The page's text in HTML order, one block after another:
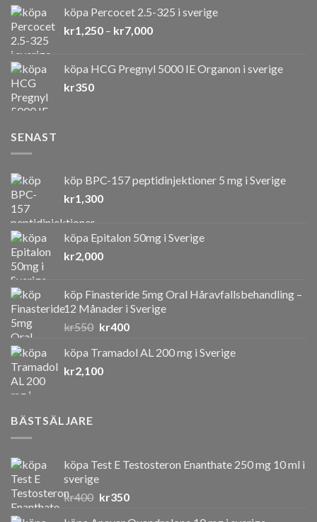
till
kr7,000
köpa Percocet 2.5-325 i sverige
kr1,250 – kr7,000Prisintervall:
kr7,000
köpa HCG Pregnyl 5000 IE Organon i sverige
kr350
SENAST
köp BPC-157 peptidinjektioner 5 mg i Sverige
kr1,300
köpa Epitalon 50mg i Sverige
kr2,000
köp Finasteride 5mg Oral Håravfallsbehandling –
12 Månader i Sverige
kr550 Det
priset
var:
kr400Det
priset
köpa Tramadol AL 200 mg i Sverige
kr2,100
BÄSTSÄLJARE
köpa Test E Testosteron Enanthate 250 mg 10 ml i
sverige
kr400 Det
kr350Det